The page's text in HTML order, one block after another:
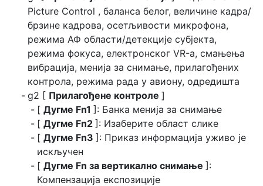
Picture Control , баланса белог, величине кадра/
брзине кадрова, осетљивости микрофона,
режима АФ области/детекције субјекта,
режима фокуса, електронског VR-а, смањења
вибрација, менија за снимање, прилагођених
контрола, режима рада у авиону, одредишта
g2 [ Прилагођене контроле ]
[ Дугме Fn1 ]: Банка менија за снимање
[ Дугме Fn2 ]: Изаберите област слике
[ Дугме Fn3 ]: Приказ информација уживо је
искључен
[ Дугме Fn за вертикално снимање ]:
Компензација експозиције